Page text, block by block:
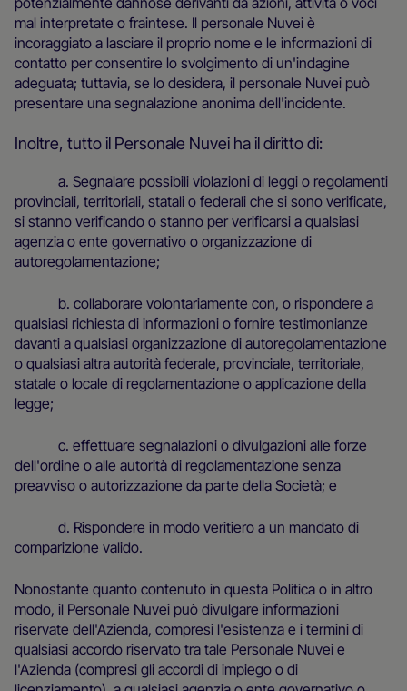
mal interpretate o fraintese. Il personale Nuvei è
incoraggiato a lasciare il proprio nome e le informazioni di
contatto per consentire lo svolgimento di un'indagine
adeguata; tuttavia, se lo desidera, il personale Nuvei può
presentare una segnalazione anonima dell'incidente.
Inoltre, tutto il Personale Nuvei ha il diritto di:
a. Segnalare possibili violazioni di leggi o regolamenti
provinciali, territoriali, statali o federali che si sono verificate,
si stanno verificando o stanno per verificarsi a qualsiasi
agenzia o ente governativo o organizzazione di
autoregolamentazione;
b. collaborare volontariamente con, o rispondere a
qualsiasi richiesta di informazioni o fornire testimonianze
davanti a qualsiasi organizzazione di autoregolamentazione
o qualsiasi altra autorità federale, provinciale, territoriale,
statale o locale di regolamentazione o applicazione della
legge;
c. effettuare segnalazioni o divulgazioni alle forze
dell'ordine o alle autorità di regolamentazione senza
preavviso o autorizzazione da parte della Società; e
d. Rispondere in modo veritiero a un mandato di
comparizione valido.
Nonostante quanto contenuto in questa Politica o in altro
modo, il Personale Nuvei può divulgare informazioni
riservate dell'Azienda, compresi l'esistenza e i termini di
qualsiasi accordo riservato tra tale Personale Nuvei e
l'Azienda (compresi gli accordi di impiego o di